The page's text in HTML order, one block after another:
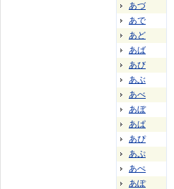
あづ
あで
あど
あば
あび
あぶ
あべ
あぼ
あぱ
あぴ
あぷ
あぺ
あぽ